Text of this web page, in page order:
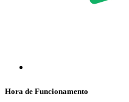
Hora de Funcionamento